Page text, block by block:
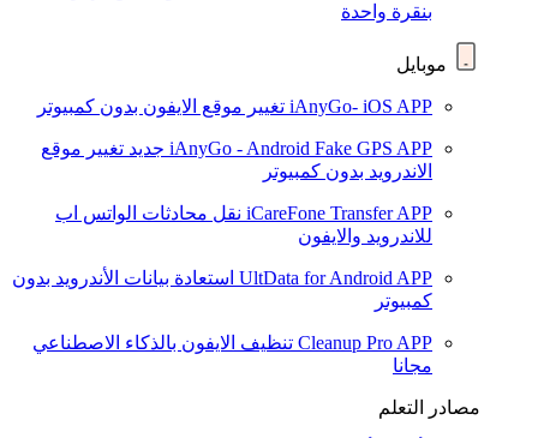
بنقرة واحدة
موبايل
iAnyGo- iOS APP تغيير موقع الايفون بدون كمبيوتر
iAnyGo - Android Fake GPS APP جديد تغيير موقع
الاندرويد بدون كمبيوتر
iCareFone Transfer APP نقل محادثات الواتس اب
للاندرويد والايفون
UltData for Android APP استعادة بيانات الأندرويد بدون
كمبيوتر
Cleanup Pro APP تنظيف الايفون بالذكاء الاصطناعي
مجانا
مصادر التعلم